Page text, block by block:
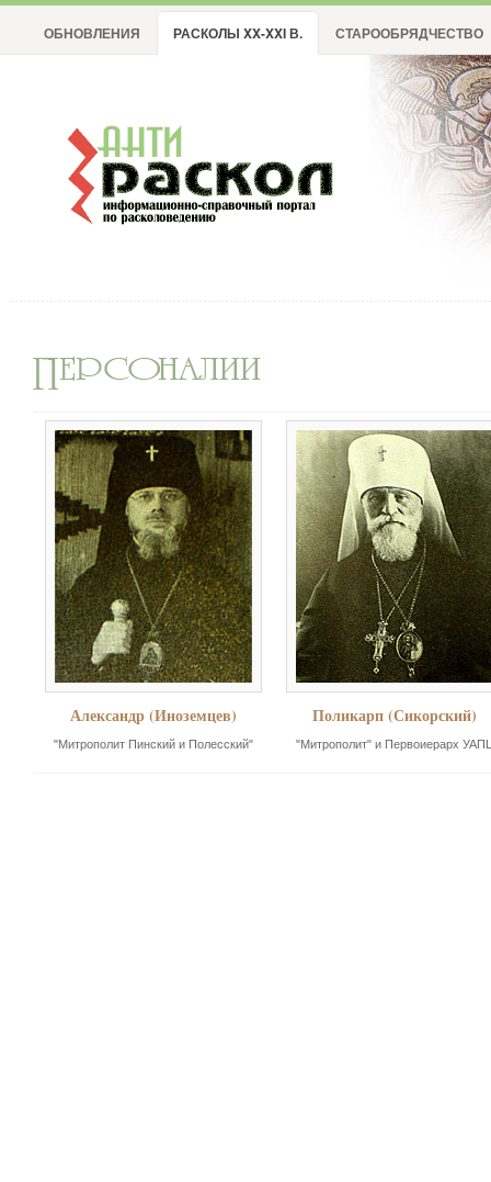
ОБНОВЛЕНИЯ РАСКОЛЫ XX-XXI В. СТАРООБРЯДЧЕСТВО
Александр (Иноземцев)
"Митрополит Пинский и Полесский"
Поликарп (Сикорский)
"Митрополит" и Первоиерарх